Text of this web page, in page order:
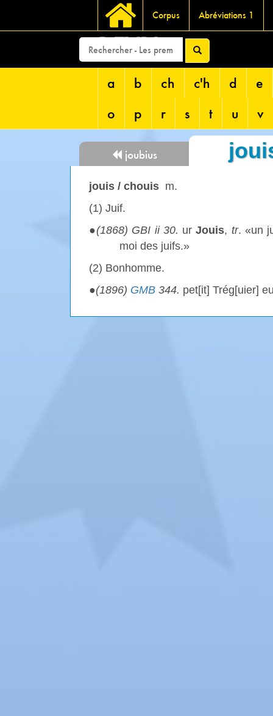
Corpus Abréviations 1
DEVRI
a b ch c'h d
e
o
p r s t u v
joubius
jouis / chouis m.
(1) Juif.
●(1868) GBI ii30. urJouis, tr. «un
moi des juifs.»
(2) Bonhomme.
●(1896) GMB 344. pet[it] Trég[uier]